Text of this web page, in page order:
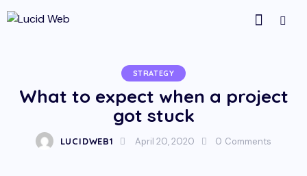
STRATEGY
What to expect when a project
got stuck
LUCIDWEB1 April 20, 2020 0 Comments